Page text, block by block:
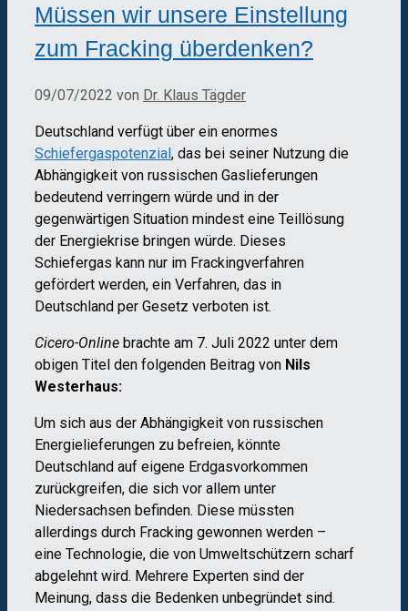
Müssen wir unsere Einstellung
zum Fracking überdenken?
09/07/2022 von Dr. Klaus Tägder
Deutschland verfügt über ein enormes
Schiefergaspotenzial, das bei seiner Nutzung die
Abhängigkeit von russischen Gaslieferungen
bedeutend verringern würde und in der
gegenwärtigen Situation mindest eine Teillösung
der Energiekrise bringen würde. Dieses
Schiefergas kann nur im Frackingverfahren
gefördert werden, ein Verfahren, das in
Deutschland per Gesetz verboten ist.
Cicero-Online brachte am 7. Juli 2022 unter dem
obigen Titel den folgenden Beitrag von Nils
Westerhaus:
Um sich aus der Abhängigkeit von russischen
Energielieferungen zu befreien, könnte
Deutschland auf eigene Erdgasvorkommen
zurückgreifen, die sich vor allem unter
Niedersachsen befinden. Diese müssten
allerdings durch Fracking gewonnen werden –
eine Technologie, die von Umweltschützern scharf
abgelehnt wird. Mehrere Experten sind der
Meinung, dass die Bedenken unbegründet sind.